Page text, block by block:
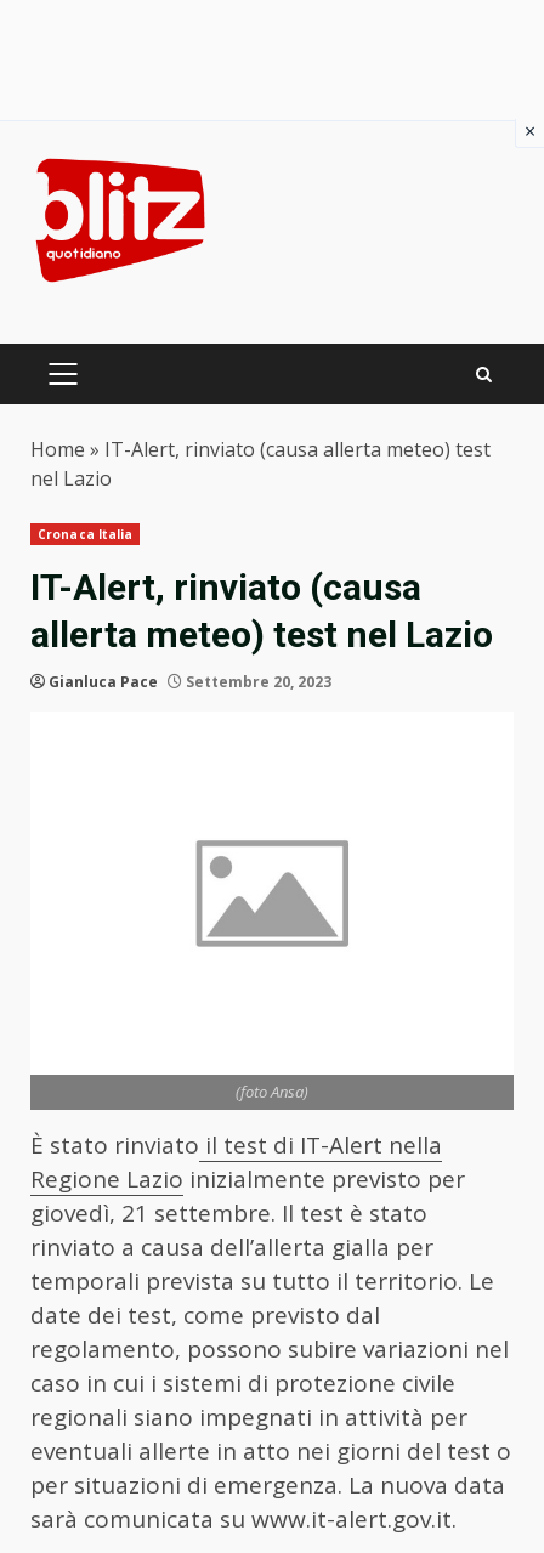
content
PRIMARY
Home » IT-Alert, rinviato (causa allerta meteo) test
nel Lazio
Cronaca Italia
IT-Alert, rinviato (causa
allerta meteo) test nel Lazio
Gianluca Pace Settembre 20, 2023
(foto Ansa)
È stato rinviato il test di IT-Alert nella
Regione Lazio inizialmente previsto per
giovedì, 21 settembre. Il test è stato
rinviato a causa dell’allerta gialla per
temporali prevista su tutto il territorio. Le
date dei test, come previsto dal
regolamento, possono subire variazioni nel
caso in cui i sistemi di protezione civile
regionali siano impegnati in attività per
eventuali allerte in atto nei giorni del test o
per situazioni di emergenza. La nuova data
sarà comunicata su www.it-alert.gov.it.
×